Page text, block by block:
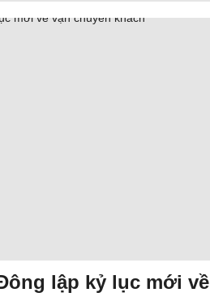
lập kỷ lục mới về